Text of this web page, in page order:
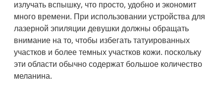
излучать вспышку, что просто, удобно и экономит
много времени. При использовании устройства для
лазерной эпиляции девушки должны обращать
внимание на то, чтобы избегать татуированных
участков и более темных участков кожи. поскольку
эти области обычно содержат большое количество
меланина.